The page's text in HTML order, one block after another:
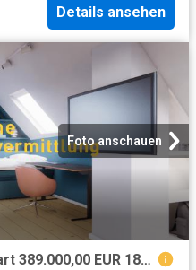
Details ansehen
Foto anschauen
Haus zum Kaufen in Stuttgart 389.000,00 EUR 180.3 m²